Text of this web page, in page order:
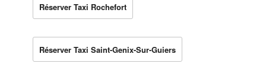
Réserver Taxi Rochefort
Réserver Taxi Saint-Genix-Sur-Guiers